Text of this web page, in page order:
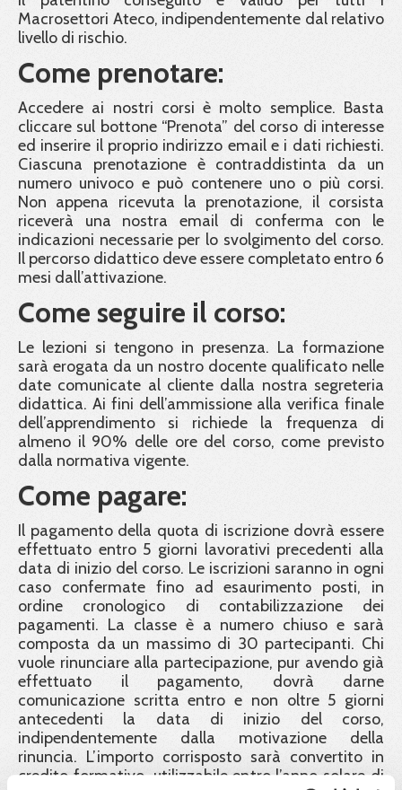
Macrosettori Ateco, indipendentemente dal relativo
livello di rischio.
Come prenotare:
Accedere ai nostri corsi è molto semplice. Basta
cliccare sul bottone “Prenota” del corso di interesse
ed inserire il proprio indirizzo email e i dati richiesti.
Ciascuna prenotazione è contraddistinta da un
numero univoco e può contenere uno o più corsi.
Non appena ricevuta la prenotazione, il corsista
riceverà una nostra email di conferma con le
indicazioni necessarie per lo svolgimento del corso.
Il percorso didattico deve essere completato entro 6
mesi dall’attivazione.
Come seguire il corso:
Le lezioni si tengono in presenza. La formazione
sarà erogata da un nostro docente qualificato nelle
date comunicate al cliente dalla nostra segreteria
didattica. Ai fini dell’ammissione alla verifica finale
dell’apprendimento si richiede la frequenza di
almeno il 90% delle ore del corso, come previsto
dalla normativa vigente.
Come pagare:
Il pagamento della quota di iscrizione dovrà essere
effettuato entro 5 giorni lavorativi precedenti alla
data di inizio del corso. Le iscrizioni saranno in ogni
caso confermate fino ad esaurimento posti, in
ordine cronologico di contabilizzazione dei
pagamenti. La classe è a numero chiuso e sarà
composta da un massimo di 30 partecipanti. Chi
vuole rinunciare alla partecipazione, pur avendo già
effettuato il pagamento, dovrà darne
comunicazione scritta entro e non oltre 5 giorni
antecedenti la data di inizio del corso,
indipendentemente dalla motivazione della
rinuncia. L’importo corrisposto sarà convertito in
credito formativo, utilizzabile entro l’anno solare di